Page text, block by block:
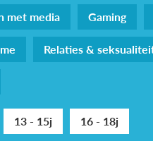
met media Gaming
Relaties &
13 - 15j 16 - 18j